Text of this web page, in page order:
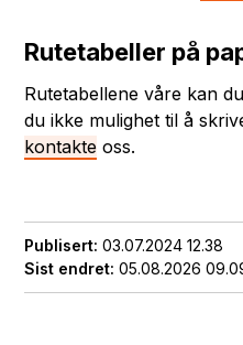
Rutetabeller på
Rutetabellene våre kan
du ikke mulighet til å
kontakte oss.
Publisert 03.07.2024 12.38
Sist endret 05.08.2026